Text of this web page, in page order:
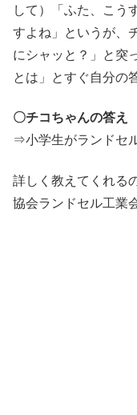
して）「ふた、こう
すよね」というが、
にシャッと？」と突
とは」とすぐ自分の
〇チコちゃんの答え
⇒小学生がランドセ
詳しく教えてくれる
協会ランドセル工業